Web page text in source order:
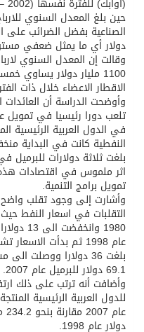
حين بلغ المعدل السنوي
دولار أي ما يمثل ضعفي
وقالت إن المعدل السنوي
1100 مليار دولار
الاقطار الاعضاء خلال ذات
وأوضحت الدراسة أن
تلعب دورا رئيسيا في تمويل
في الدول العربية الرئيسية
النفطية كانت في البداية
بلغت ثلاثة دولارات للبرميل
اثر ملموس في اقتصادات
تمويل برامج التنمية.
وأشارت إلى وجود تقلب واضح
بلغت 36 دولارا ووصلت
69.1 دولار للبرميل عام 2007.
وأضافت أنه ترتب على ذلك
دولار عام 1998.